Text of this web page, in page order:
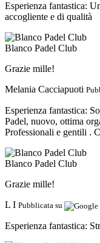
Esperienza fantastica:
accogliente e di qualità
Blanco Padel Club
Grazie mille!
Melania Cacciapuoti
Esperienza fantastica:
Padel, nuovo, ottima
Professionali e gentili .
Blanco Padel Club
Grazie mille!
L I Pubblicata su
Esperienza fantastica: